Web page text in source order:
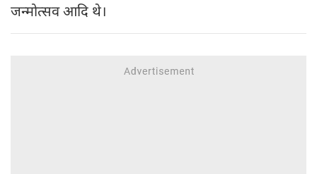
जन्मोत्सव आदि थे।